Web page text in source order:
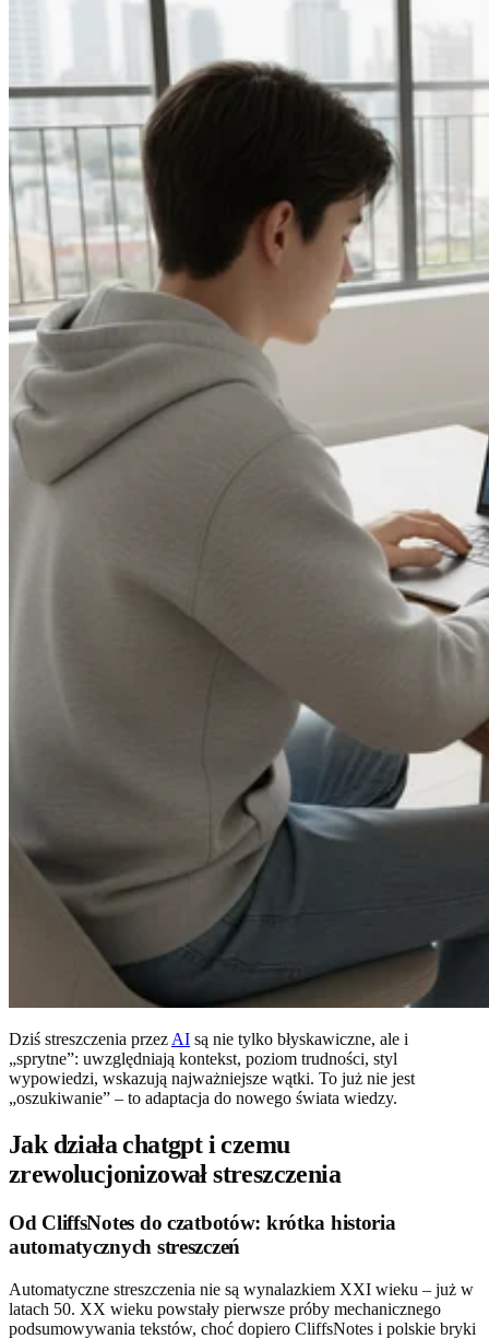
Dziś streszczenia przez AI są nie tylko błyskawiczne, ale i
„sprytne”: uwzględniają kontekst, poziom trudności, styl
wypowiedzi, wskazują najważniejsze wątki. To już nie jest
„oszukiwanie” – to adaptacja do nowego świata wiedzy.
Jak działa chatgpt i czemu
zrewolucjonizował streszczenia
Od CliffsNotes do czatbotów: krótka historia
automatycznych streszczeń
Automatyczne streszczenia nie są wynalazkiem XXI wieku – już w
latach 50. XX wieku powstały pierwsze próby mechanicznego
podsumowywania tekstów, choć dopiero CliffsNotes i polskie bryki